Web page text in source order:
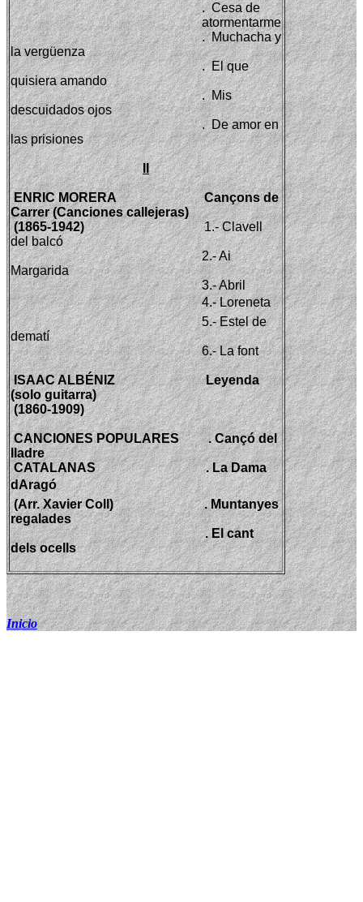
. Cesa de
atormentarme
. Muchacha y
la vergüenza
. El que
quisiera amando
. Mis
descuidados ojos
. De amor en
las prisiones
II
ENRIC MORERA
Cançons de
Carrer (Canciones callejeras)
(1865-1942)
1.- Clavell
del balcó
2.- Ai
Margarida
3.- Abril
4.- Loreneta
5.- Estel de
dematí
6.-La font
ISAAC ALBÉNIZ
Leyenda
(solo guitarra)
(1860-1909)
CANCIONES POPULARES
. Cançó del
lladre
CATALANAS
. La Dama
dAragó
(Arr.Xavier Coll)
. Muntanyes
regalades
. El cant
dels ocells
Inicio